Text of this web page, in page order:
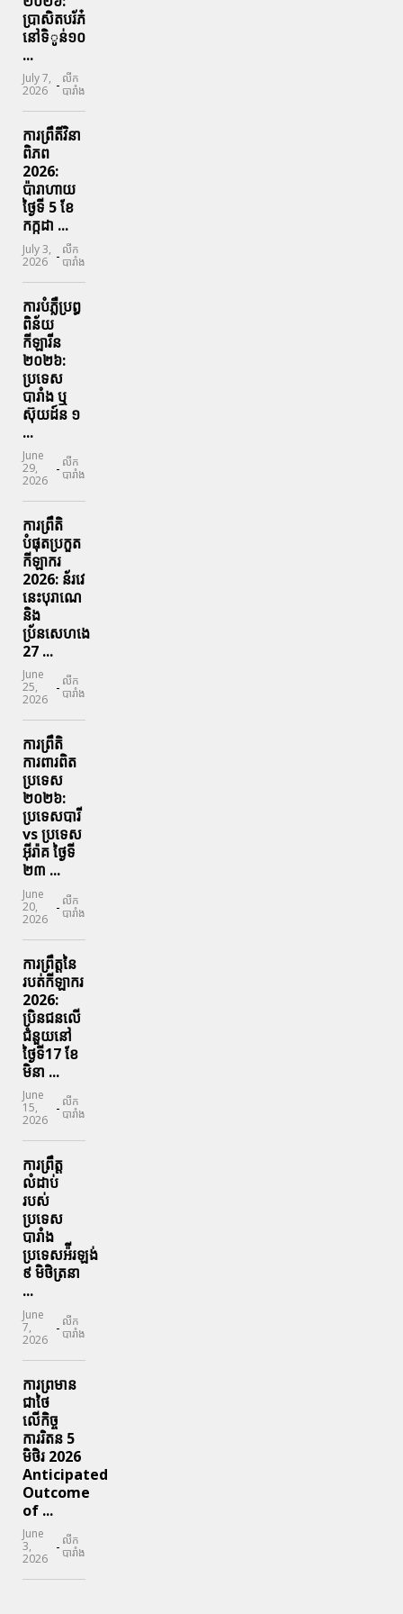
ប្រាសិតបរ័ភ៎
នៅទិូន់១០
...
July 7,
2026 - លីក
បារាំង
ការព្រឹតិ៍វិនា
ពិភព
2026:
ប៉ារាហាយ
ថ្ងៃទី 5 ខែ
កក្កដា ...
July 3,
2026 - លីក
បារាំង
ការបំភ្លឺប្រព្ធ​
ពិន័យ​
កីឡារីន​
២០២៦:
ប្រទេស​
បារាំង​ ឬ​
ស៊ុយដ៍ន​ ១
...
June
29,
2026
- លីក
បារាំង
ការព្រឹតិ
បំផុតប្រកួត
កីឡាករ
2026: ន័រវេ
នេះបុរាណេ
និង
ប្រ័នសេហងេ
27 ...
June
25,
2026
- លីក
បារាំង
ការព្រឹតិ
ការពារ​ពិត
ប្រទេស
២០២៦:
ប្រទេសបារី
vs ប្រទេស
អ៊ីរ៉ាគ ថ្ងៃទី​
២៣ ...
June
20,
2026
- លីក
បារាំង
ការព្រឹត្តនៃ
របត់កីឡាករ
2026:
ប្រិនជនលើ
ជំនួយនៅ
ថ្ងៃទី17 ខែ
មិនា ...
June
15,
2026
- លីក
បារាំង
ការព្រឹត្ត
លំដាប់
របស់
ប្រទេស
បារាំង
ប្រទេសអ៉ីរឡង់
៩ មិថិត្រនា
...
June
7,
2026
- លីក
បារាំង
ការព្រមាន
ជាថៃ
លើកិច្ច
ការរិតន 5
មិថិរ 2026
Anticipated
Outcome
of ...
June
3,
2026
- លីក
បារាំង